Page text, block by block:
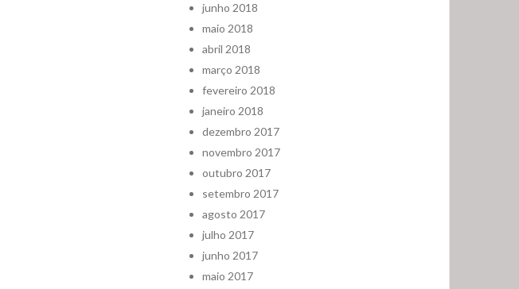
junho 2018
maio 2018
abril 2018
março 2018
fevereiro 2018
janeiro 2018
dezembro 2017
novembro 2017
outubro 2017
setembro 2017
agosto 2017
julho 2017
junho 2017
maio 2017